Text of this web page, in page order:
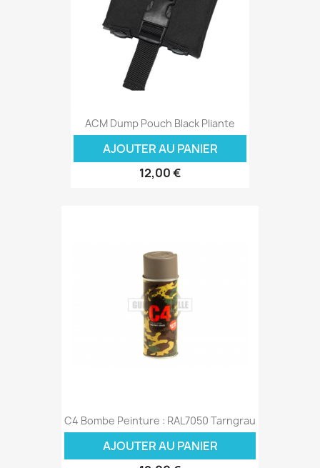
ACM Dump Pouch Black Pliante
AJOUTER AU PANIER
12,00 €
C4 Bombe Peinture : RAL7050 Tarngrau
AJOUTER AU PANIER